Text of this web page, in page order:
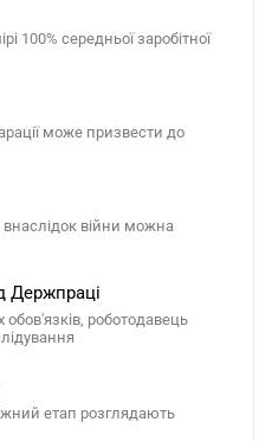
100% середньої заробітної
може призвести до
внаслідок війни можна
Держпраці
роботодавець
етап розглядають